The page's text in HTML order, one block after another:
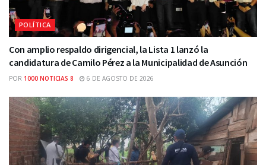
POLÍTICA
Con amplio respaldo dirigencial, la Lista 1 lanzó la
candidatura de Camilo Pérez a la Municipalidad de Asunción
POR 1000 NOTICIAS 8 6 DE AGOSTO DE 2026